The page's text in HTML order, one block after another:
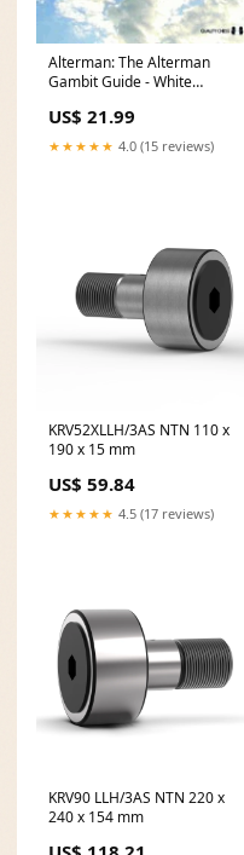
Alterman: The Alterman
Gambit Guide - White
US$ 21.99
★★★★★ 4.0 (15 reviews)
KRV52XLLH/3AS NTN 110 x
190 x 15 mm
US$ 59.84
★★★★★ 4.5 (17 reviews)
KRV90 LLH/3AS NTN 220 x
240 x 154 mm